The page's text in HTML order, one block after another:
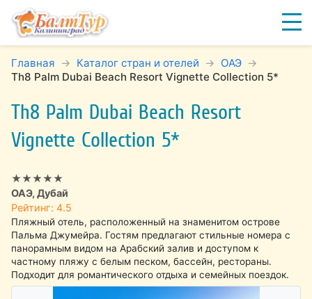
Главная Каталог стран и отелей
ОАЭ
Th8 Palm Dubai Beach Resort Vignette Collection 5*
Th8 Palm Dubai Beach Resort
Vignette Collection 5*
★★★★★
ОАЭ, Дубай
Рейтинг: 4.5
Пляжный отель, расположенный на знаменитом острове
Пальма Джумейра. Гостям предлагают стильные номера с
панорамным видом на Арабский залив и доступом к
частному пляжу с белым песком, бассейн, рестораны.
Подходит для романтического отдыха и семейных поездок.